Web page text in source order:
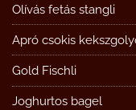
Olívás fetás stangli
Apró csokis
Gold Fischli
Joghurtos bagel